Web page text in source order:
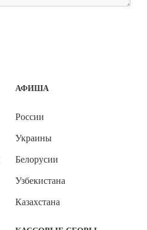
АФИША
России
Украины
Белорусии
Узбекистана
Казахстана